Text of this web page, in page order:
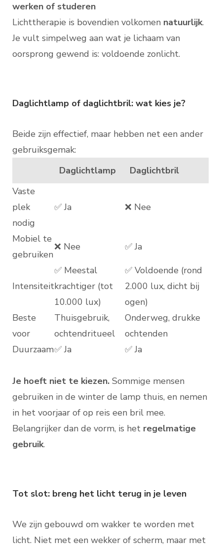
werken of studeren
Lichttherapie is bovendien volkomen natuurlijk.
Je vult simpelweg aan wat je lichaam van
oorsprong gewend is: voldoende zonlicht.
Daglichtlamp of daglichtbril: wat kies je?
Beide zijn effectief, maar hebben net een ander
gebruiksgemak:
Daglichtlamp
Daglichtbril
Vaste
plek
nodig
✅ Ja ❌ Nee
Mobiel te
gebruiken
❌ Nee ✅ Ja
Intensiteit
✅ Meestal
krachtiger (tot
10.000 lux)
✅ Voldoende (rond
2.000 lux, dicht bij
ogen)
Beste
voor
Thuisgebruik,
ochtendritueel
Onderweg, drukke
ochtenden
Duurzaam✅ Ja ✅ Ja
Je hoeft niet te kiezen. Sommige mensen
gebruiken in de winter de lamp thuis, en nemen
in het voorjaar of op reis een bril mee.
Belangrijker dan de vorm, is het regelmatige
gebruik.
Tot slot: breng het licht terug in je leven
We zijn gebouwd om wakker te worden met
licht. Niet met een wekker of scherm, maar met